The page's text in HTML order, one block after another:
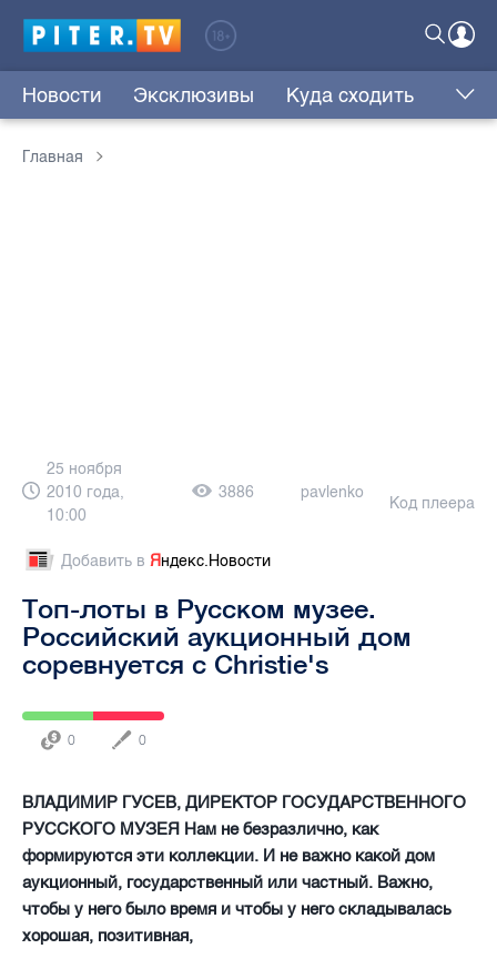
Новости Эксклюзивы Куда сходить
Главная
25 ноября
2010 года,
10:00
3886 pavlenko
Код плеера
Добавить в Яндекс.Новости
Топ-лоты в Русском музее.
Российский аукционный дом
соревнуется с Christie's
0 0
ВЛАДИМИР ГУСЕВ, ДИРЕКТОР ГОСУДАРСТВЕННОГО
РУССКОГО МУЗЕЯ Нам не безразлично, как
формируются эти коллекции. И не важно какой дом
аукционный, государственный или частный. Важно,
чтобы у него было время и чтобы у него складывалась
хорошая, позитивная,